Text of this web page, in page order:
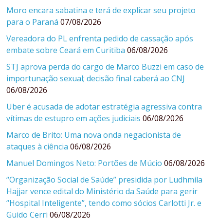
Moro encara sabatina e terá de explicar seu projeto
para o Paraná 07/08/2026
Vereadora do PL enfrenta pedido de cassação após
embate sobre Ceará em Curitiba 06/08/2026
STJ aprova perda do cargo de Marco Buzzi em caso de
importunação sexual; decisão final caberá ao CNJ
06/08/2026
Uber é acusada de adotar estratégia agressiva contra
vítimas de estupro em ações judiciais 06/08/2026
Marco de Brito: Uma nova onda negacionista de
ataques à ciência 06/08/2026
Manuel Domingos Neto: Portões de Múcio 06/08/2026
“Organização Social de Saúde” presidida por Ludhmila
Hajjar vence edital do Ministério da Saúde para gerir
“Hospital Inteligente”, tendo como sócios Carlotti Jr. e
Guido Cerri 06/08/2026